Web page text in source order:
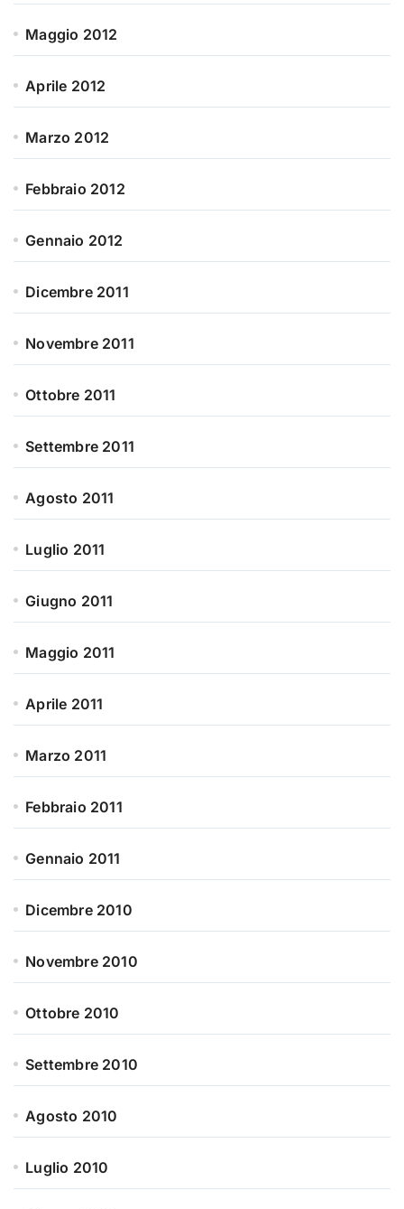
Maggio 2012
Aprile 2012
Marzo 2012
Febbraio 2012
Gennaio 2012
Dicembre 2011
Novembre 2011
Ottobre 2011
Settembre 2011
Agosto 2011
Luglio 2011
Giugno 2011
Maggio 2011
Aprile 2011
Marzo 2011
Febbraio 2011
Gennaio 2011
Dicembre 2010
Novembre 2010
Ottobre 2010
Settembre 2010
Agosto 2010
Luglio 2010